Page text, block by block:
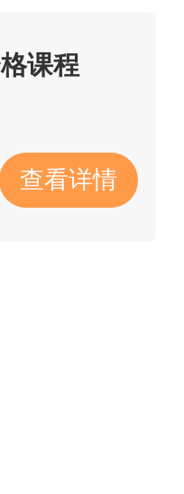
场确认。
日上午
课程
查看详情